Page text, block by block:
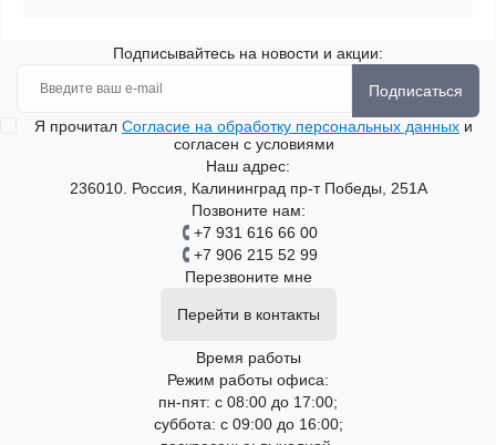
Подписывайтесь на новости и акции:
Подписаться
Я прочитал Согласие на обработку персональных данных и
согласен с условиями
Наш адрес:
236010. Россия, Калининград пр-т Победы, 251А
Позвоните нам:
+7 931 616 66 00
+7 906 215 52 99
Перезвоните мне
Перейти в контакты
Время работы
Режим работы офиса:
пн-пят: с 08:00 до 17:00;
суббота: с 09:00 до 16:00;